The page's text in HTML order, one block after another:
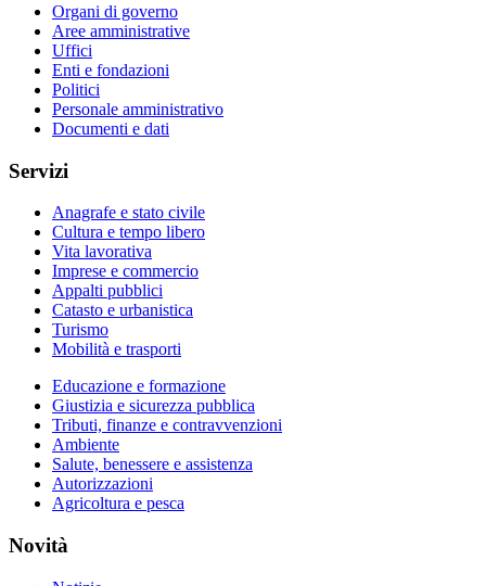
Organi di governo
Aree amministrative
Uffici
Enti e fondazioni
Politici
Personale amministrativo
Documenti e dati
Servizi
Anagrafe e stato civile
Cultura e tempo libero
Vita lavorativa
Imprese e commercio
Appalti pubblici
Catasto e urbanistica
Turismo
Mobilità e trasporti
Educazione e formazione
Giustizia e sicurezza pubblica
Tributi, finanze e contravvenzioni
Ambiente
Salute, benessere e assistenza
Autorizzazioni
Agricoltura e pesca
Novità